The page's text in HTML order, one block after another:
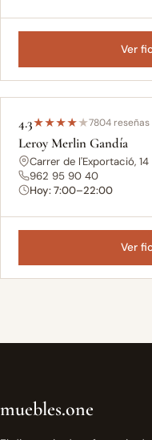
Ver
4.3★★★★★7804 reseñas
Leroy Merlin Gandía
Carrer de l'Exportació,
962 95 90 40
Hoy: 7:00–22:00
Ver
muebles.one